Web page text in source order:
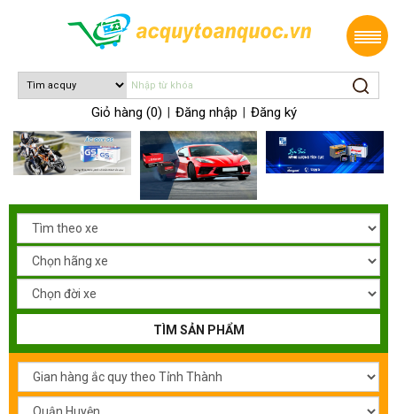
Giỏ hàng (0) Đăng nhập Đăng ký
TÌM SẢN PHẨM